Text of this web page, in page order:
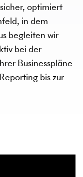
optimiert
in dem
begleiten wir
bei der
Businesspläne
bis zur